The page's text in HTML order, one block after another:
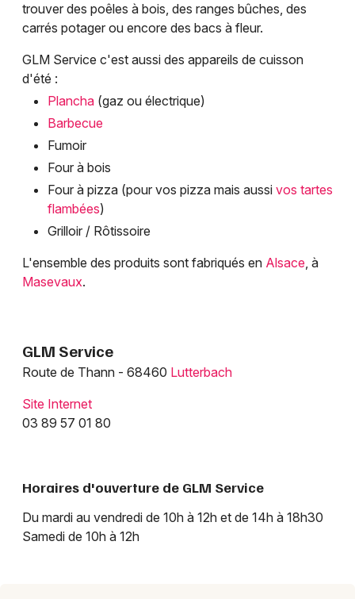
Déco Maison en Alsace
Déco Maison dans le Grand Est
Jeux concours
Newsletter des sorties
Artistes en tournée
Actus à Mulhouse
Actus tourisme & loisirs
Restaurants
trouver des poêles à bois, des ranges bûches, des
carrés potager ou encore des bacs à fleur.
GLM Service c'est aussi des appareils de cuisson
d'été :
Plancha (gaz ou électrique)
Barbecue
Fumoir
Four à bois
Four à pizza (pour vos pizza mais aussi vos tartes
flambées)
Grilloir / Rôtissoire
L'ensemble des produits sont fabriqués en Alsace, à
Masevaux.
GLM Service
Route de Thann - 68460 Lutterbach
Site Internet
03 89 57 01 80
Horaires d'ouverture de GLM Service
Du mardi au vendredi de 10h à 12h et de 14h à 18h30
Samedi de 10h à 12h